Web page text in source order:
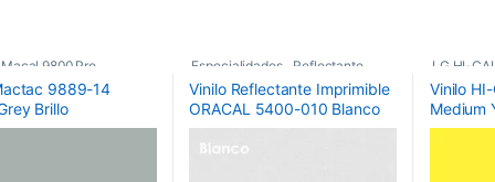
9800 Pro
,Vinilos De Corte
9889-14
Brillo
Especialidades Reflectante
Vinilos De Corte
Vinilo Reflectante Imprimible
ORACAL 5400-010 Blanco
LG HI-
Vinilo
Medium